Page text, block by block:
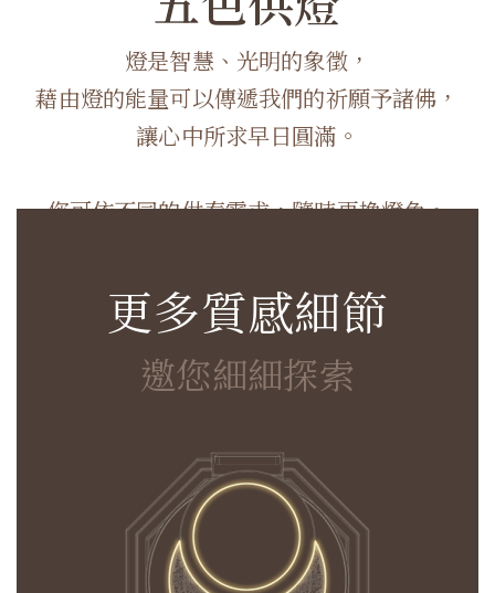
燈是智慧、光明的象徵，
藉由燈的能量可以傳遞我們的祈願予諸佛，
讓心中所求早日圓滿。
您可依不同的供奉需求，隨時更換燈色。
更多質感細節
邀您細細探索